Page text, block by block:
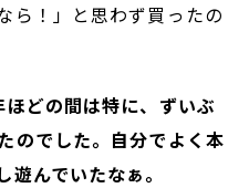
ら！」と思わず買ったの
どの間は特に、ずいぶ
のでした。自分でよく本
んでいたなぁ。